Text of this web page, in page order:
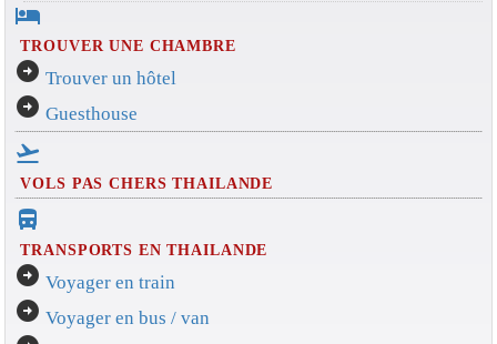
hotel
TROUVER UNE CHAMBRE
arrow_circle_right Trouver un hôtel
arrow_circle_right Guesthouse
flight_takeoff
VOLS PAS CHERS THAILANDE
directions_bus_filled
TRANSPORTS EN THAILANDE
arrow_circle_right Voyager en train
arrow_circle_right Voyager en bus / van